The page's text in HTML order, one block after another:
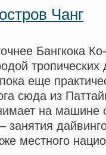
Чанг
Бангкока
тропических
еще
сюда из
на машине
местного